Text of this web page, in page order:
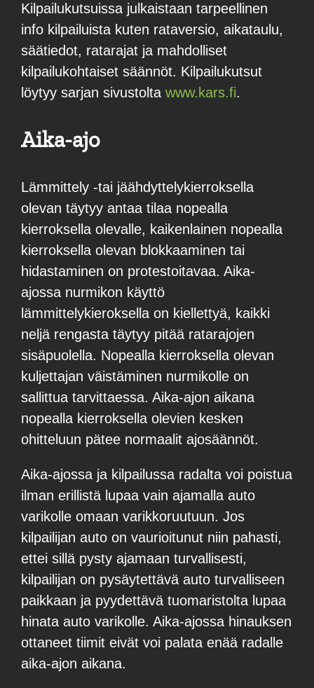
Kilpailukutsuissa julkaistaan tarpeellinen
info kilpailuista kuten rataversio, aikataulu,
säätiedot, ratarajat ja mahdolliset
kilpailukohtaiset säännöt. Kilpailukutsut
löytyy sarjan sivustolta www.kars.fi.
Aika-ajo
Lämmittely -tai jäähdyttelykierroksella
olevan täytyy antaa tilaa nopealla
kierroksella olevalle, kaikenlainen nopealla
kierroksella olevan blokkaaminen tai
hidastaminen on protestoitavaa. Aika-
ajossa nurmikon käyttö
lämmittelykieroksella on kiellettyä, kaikki
neljä rengasta täytyy pitää ratarajojen
sisäpuolella. Nopealla kierroksella olevan
kuljettajan väistäminen nurmikolle on
sallittua tarvittaessa. Aika-ajon aikana
nopealla kierroksella olevien kesken
ohitteluun pätee normaalit ajosäännöt.
Aika-ajossa ja kilpailussa radalta voi poistua
ilman erillistä lupaa vain ajamalla auto
varikolle omaan varikkoruutuun. Jos
kilpailijan auto on vaurioitunut niin pahasti,
ettei sillä pysty ajamaan turvallisesti,
kilpailijan on pysäytettävä auto turvalliseen
paikkaan ja pyydettävä tuomaristolta lupaa
hinata auto varikolle. Aika-ajossa hinauksen
ottaneet tiimit eivät voi palata enää radalle
aika-ajon aikana.